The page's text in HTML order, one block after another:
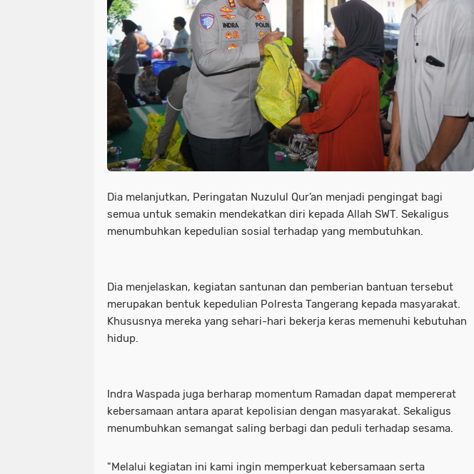
Dia melanjutkan, Peringatan Nuzulul Qur’an menjadi pengingat bagi
semua untuk semakin mendekatkan diri kepada Allah SWT. Sekaligus
menumbuhkan kepedulian sosial terhadap yang membutuhkan.
Dia menjelaskan, kegiatan santunan dan pemberian bantuan tersebut
merupakan bentuk kepedulian Polresta Tangerang kepada masyarakat.
Khususnya mereka yang sehari-hari bekerja keras memenuhi kebutuhan
hidup.
Indra Waspada juga berharap momentum Ramadan dapat mempererat
kebersamaan antara aparat kepolisian dengan masyarakat. Sekaligus
menumbuhkan semangat saling berbagi dan peduli terhadap sesama.
"Melalui kegiatan ini kami ingin memperkuat kebersamaan serta